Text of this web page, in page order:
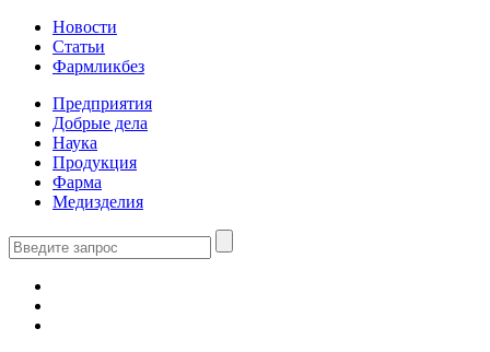
Новости
Статьи
Фармликбез
Предприятия
Добрые дела
Наука
Продукция
Фарма
Медизделия